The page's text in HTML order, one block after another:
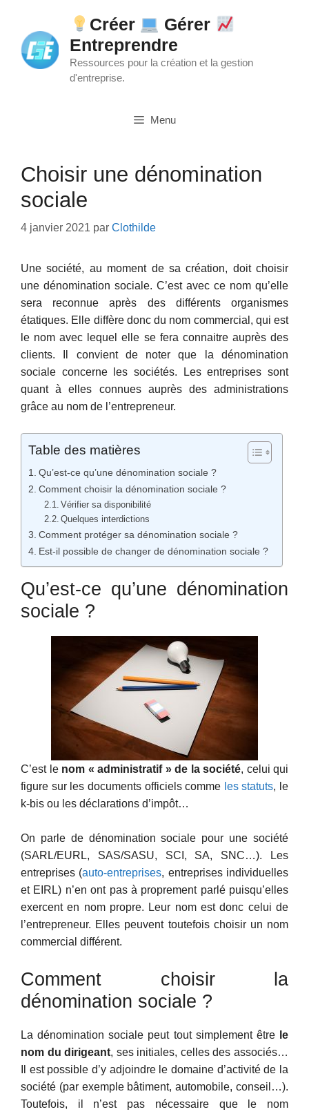
contenu
Créer
Gérer
Entreprendre
Ressources pour la création et la gestion
d'entreprise.
Menu
Choisir une dénomination
sociale
4 janvier 2021 par Clothilde
Une société, au moment de sa création, doit choisir
une dénomination sociale. C’est avec ce nom qu’elle
sera reconnue après des différents organismes
étatiques. Elle diffère donc du nom commercial, qui est
le nom avec lequel elle se fera connaitre auprès des
clients. Il convient de noter que la dénomination
sociale concerne les sociétés. Les entreprises sont
quant à elles connues auprès des administrations
grâce au nom de l’entrepreneur.
Table des matières
Qu’est-ce qu’une dénomination sociale ?
Comment choisir la dénomination sociale ?
Vérifier sa disponibilité
Quelques interdictions
Comment protéger sa dénomination sociale ?
Est-il possible de changer de dénomination sociale ?
Qu’est-ce qu’une dénomination
sociale ?
C’est le nom « administratif » de la société, celui qui
figure sur les documents officiels comme les statuts, le
k-bis ou les déclarations d’impôt…
On parle de dénomination sociale pour une société
(SARL/EURL, SAS/SASU, SCI, SA, SNC…). Les
entreprises (auto-entreprises, entreprises individuelles
et EIRL) n’en ont pas à proprement parlé puisqu’elles
exercent en nom propre. Leur nom est donc celui de
l’entrepreneur. Elles peuvent toutefois choisir un nom
commercial différent.
Comment choisir la
dénomination sociale ?
La dénomination sociale peut tout simplement êtrele
nom du dirigeant, ses initiales, celles des associés…
Il est possible d’y adjoindre le domaine d’activité de la
société (par exemple bâtiment, automobile, conseil…).
Toutefois, il n’est pas nécessaire que le nom